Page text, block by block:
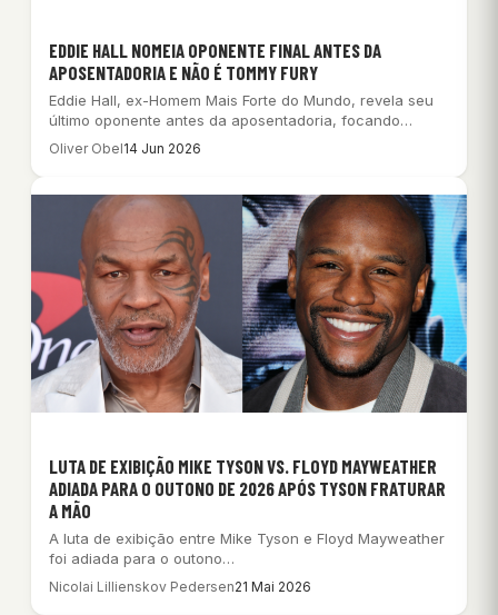
EDDIE HALL NOMEIA OPONENTE FINAL ANTES DA
APOSENTADORIA E NÃO É TOMMY FURY
Eddie Hall, ex-Homem Mais Forte do Mundo, revela seu
último oponente antes da aposentadoria, focando…
Oliver Obel14 Jun 2026
LUTA DE EXIBIÇÃO MIKE TYSON VS. FLOYD MAYWEATHER
ADIADA PARA O OUTONO DE 2026 APÓS TYSON FRATURAR
A MÃO
A luta de exibição entre Mike Tyson e Floyd Mayweather
foi adiada para o outono…
Nicolai Lillienskov Pedersen21 Mai 2026